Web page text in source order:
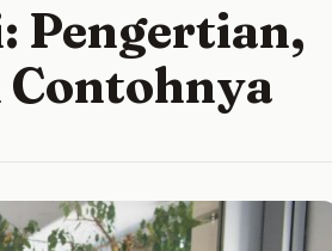
Pengertian,